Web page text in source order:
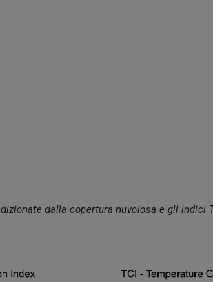
dalla copertura nuvolosa e gli indici